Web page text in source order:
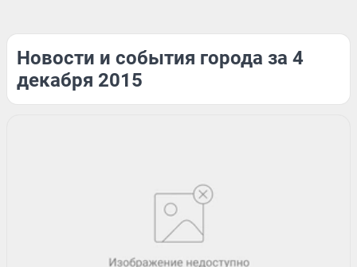
Новости и события города за 4
декабря 2015